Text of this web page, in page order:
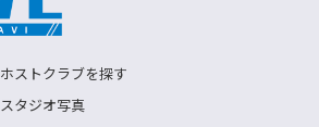
ホストクラブを探す
スタジオ写真